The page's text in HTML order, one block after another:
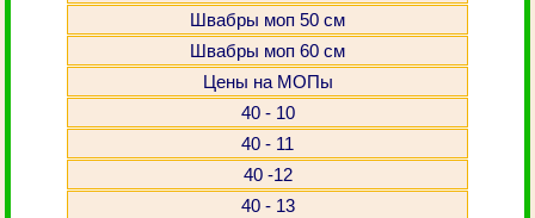
Швабры моп 50 см
Швабры моп 60 см
Цены на МОПы
40 - 10
40 - 11
40 -12
40 - 13